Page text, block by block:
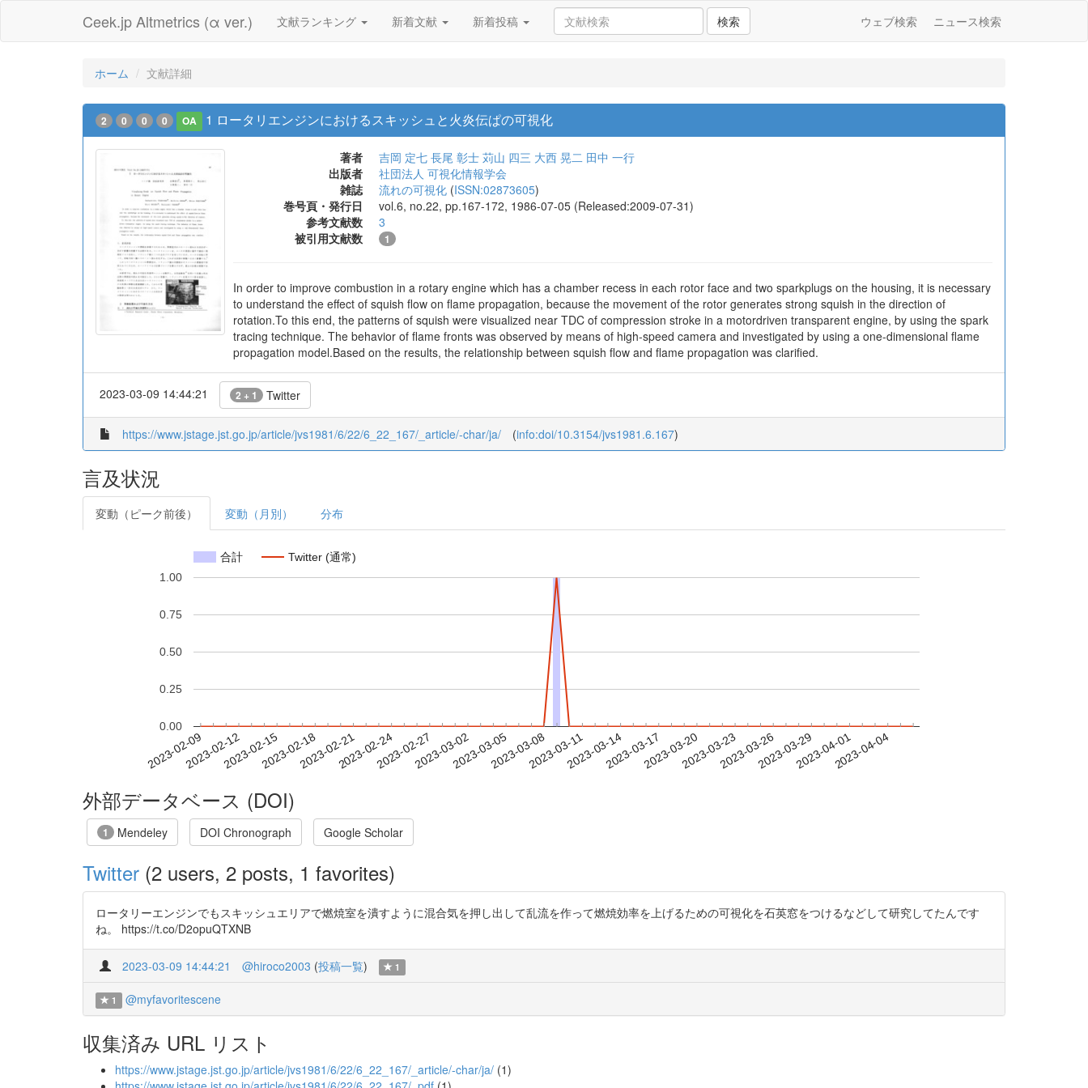
Ceek.jp Altmetrics (α ver.) 文献ランキング 新着文献 新着投稿 検索 ウェブ検索 ニュース検索
ホーム 文献詳細
2 0 0 0 OA 1 ロータリエンジンにおけるスキッシュと火炎伝ぱの可視化
著者 吉岡 定七 長尾 彰士 苅山 四三 大西 晃二 田中 一行
出版者
社団法人 可視化情報学会
雑誌
流れの可視化 (ISSN:02873605)
巻号頁・発行日
vol.6, no.22, pp.167-172, 1986-07-05 (Released:2009-07-31)
参考文献数
3
被引用文献数
1
In order to improve combustion in a rotary engine which has a chamber recess in each rotor face and two sparkplugs on the housing, it is necessary
to understand the effect of squish flow on flame propagation, because the movement of the rotor generates strong squish in the direction of
rotation.To this end, the patterns of squish were visualized near TDC of compression stroke in a motordriven transparent engine, by using the spark
tracing technique. The behavior of flame fronts was observed by means of high-speed camera and investigated by using a one-dimensional flame
propagation model.Based on the results, the relationship between squish flow and flame propagation was clarified.
2023-03-09 14:44:21 2 + 1 Twitter
https://www.jstage.jst.go.jp/article/jvs1981/6/22/6_22_167/_article/-char/ja/ (info:doi/10.3154/jvs1981.6.167)
言及状況
変動（ピーク前後） 変動（月別） 分布
合計 Twitter (通常)
2023-02-092023-02-122023-02-152023-02-182023-02-212023-02-242023-02-272023-03-022023-03-052023-03-082023-03-112023-03-142023-03-172023-03-202023-03-232023-03-262023-03-292023-04-012023-04-04
0.00
0.25
0.50
0.75
1.00
外部データベース (DOI)
1 Mendeley DOI Chronograph Google Scholar
Twitter (2 users, 2 posts, 1 favorites)
ロータリーエンジンでもスキッシュエリアで燃焼室を潰すように混合気を押し出して乱流を作って燃焼効率を上げるための可視化を石英窓をつけるなどして研究してたんです
ね。 https://t.co/D2opuQTXNB
2023-03-09 14:44:21 @hiroco2003 (投稿一覧) 1
1 @myfavoritescene
収集済み URL リスト
https://www.jstage.jst.go.jp/article/jvs1981/6/22/6_22_167/_article/-char/ja/ (1)